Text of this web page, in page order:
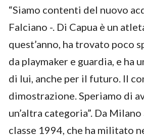
“Siamo contenti del nuovo
Falciano -. Di Capua è un
quest’anno, ha trovato poco
da playmaker e guardia, e ha
di lui, anche per il futuro. Il
dimostrazione. Speriamo di
un’altra categoria”. Da
classe 1994, che ha militato